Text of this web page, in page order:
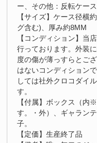
ー、その他：反転ケース
【サイズ】ケース径横
グ含む)、厚み約8MM
【コンディション】当
行っております。外装
度の傷が薄っすらとご
はないコンディション
しては社外クロコダイ
す。
【付属】ボックス（内
す。・外）、ギャラン
子。
【定価】生産終了品